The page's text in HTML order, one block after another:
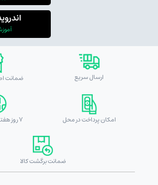
ارسال سریع ضمانت
امکان پرداخت در محل 7 روز هفته 24 ساعته
ضمانت برگشت کالا